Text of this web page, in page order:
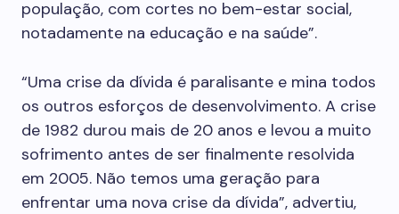
população, com cortes no bem-estar social,
notadamente na educação e na saúde”.
“Uma crise da dívida é paralisante e mina todos
os outros esforços de desenvolvimento. A crise
de 1982 durou mais de 20 anos e levou a muito
sofrimento antes de ser finalmente resolvida
em 2005. Não temos uma geração para
enfrentar uma nova crise da dívida”, advertiu,